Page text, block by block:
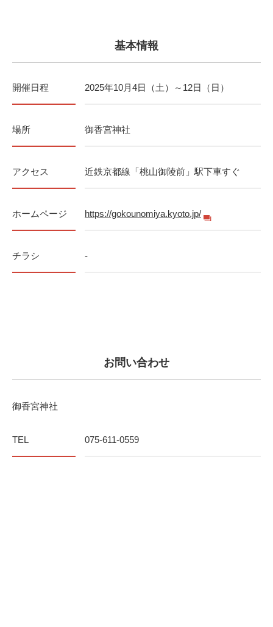
基本情報
開催日程 2025年10月4日（土）～12日（日）
場所 御香宮神社
アクセス 近鉄京都線「桃山御陵前」駅下車すぐ
ホームページ https://gokounomiya.kyoto.jp/
チラシ -
お問い合わせ
御香宮神社
TEL 075-611-0559